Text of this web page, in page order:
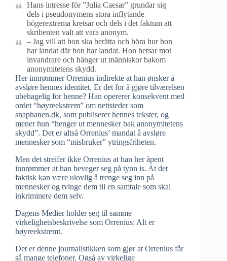
Hans intresse för ”Julia Caesar” grundar sig
dels i pseudonymens stora inflytande
högerextrema kretsar och dels i det faktum att
skribenten valt att vara anonym.
– Jag vill att hon ska berätta och höra hur hon
har landat där hon har landat. Hon hetsar mot
invandrare och hänger ut människor bakom
anonymitetens skydd.
Her innrømmer Orrenius indirekte at han ønsker å
avsløre hennes identitet. Er det for å gjøre tilværelsen
ubehagelig for henne? Han opererer konsekvent med
ordet “høyreekstrem” om nettsteder som
snaphanen.dk, som publiserer hennes tekster, og
mener hun “henger ut mennesker bak anonymitetens
skydd”. Det er altså Orrenius’ mandat å avsløre
mennesker som “misbruker” ytringsfriheten.
Men det streifer ikke Orrenius at han her åpent
innrømmer at han beveger seg på tynn is. At det
faktisk kan være ulovlig å trenge seg inn på
mennesker og tvinge dem til en samtale som skal
inkriminere dem selv.
Dagens Medier holder seg til samme
virkelighetsbeskrivelse som Orrenius: Alt er
høyreekstremt.
Det er denne journalistikken som gjør at Orrenius får
så mange telefoner. Også av virkelige